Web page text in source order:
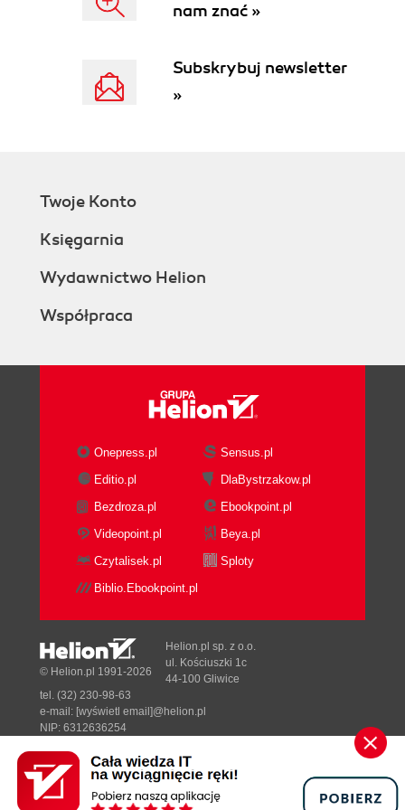
Przenoszenie programów z listy najczęściej
używanych do listy ulubionych (49)
Paski (56)
Porządkowanie pulpitu (59)
Rozdział 6. Konta i hasła (63)
Zarządzanie kontami w Windows XP Professional
lokalnego (66)
Dodawanie konta użytkownika komputera
lokalnego do grupy (69)
Logowanie się na konto użytkownika
komputera lokalnego (70)
Usuwanie konta użytkownika komputera
lokalnego (71)
Edition (72)
Tworzenie konta użytkownika (72)
Usuwanie konta użytkownika (74)
Rozdział 7. Pliki i foldery (77)
Pliki (77)
Skąd się biorą pliki? (77)
Tworzenie pliku (78)
Nazwy i rozszerzenia plików (79)
Ikony (82)
Zmiana nazwy pliku (83)
nam znać »
Subskrybuj newsletter
»
Twoje Konto
Księgarnia
Wydawnictwo Helion
Współpraca
Onepress.pl
Sensus.pl
Editio.pl
DlaBystrzakow.pl
Bezdroza.pl
Ebookpoint.pl
Videopoint.pl
Beya.pl
Czytalisek.pl
Sploty
Biblio.Ebookpoint.pl
Designed with ♥ byTonik.pl
© Helion.pl 1991-2026
Helion.pl sp. z o.o.
ul. Kościuszki 1c
44-100 Gliwice
tel. (32) 230-98-63
e-mail: [wyświetl email]@helion.pl
NIP: 6312636254